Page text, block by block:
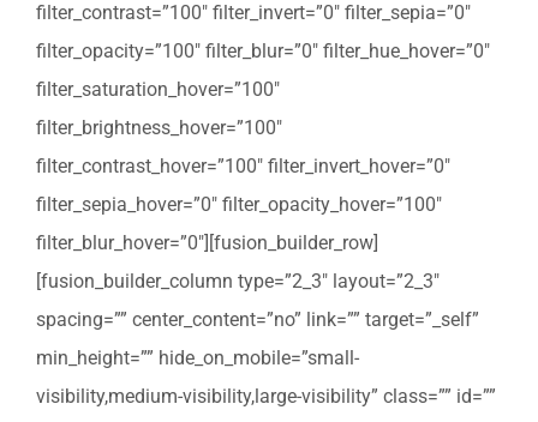
filter_contrast=”100″ filter_invert=”0″ filter_sepia=”0″
filter_opacity=”100″ filter_blur=”0″ filter_hue_hover=”0″
filter_saturation_hover=”100″
filter_brightness_hover=”100″
filter_contrast_hover=”100″ filter_invert_hover=”0″
filter_sepia_hover=”0″ filter_opacity_hover=”100″
filter_blur_hover=”0″][fusion_builder_row]
[fusion_builder_column type=”2_3″ layout=”2_3″
spacing=”” center_content=”no” link=”” target=”_self”
min_height=”” hide_on_mobile=”small-
visibility,medium-visibility,large-visibility” class=”” id=””